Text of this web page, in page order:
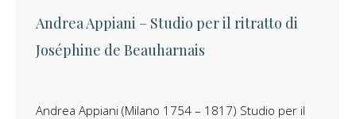
Andrea Appiani – Studio per il ritratto di
Joséphine de Beauharnais
Andrea Appiani (Milano 1754 – 1817) Studio per il